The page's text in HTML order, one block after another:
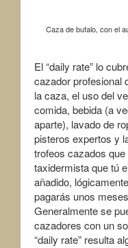
Caza de bufalo, con el
El “daily rate” lo
cazador profesional
la caza, el uso del
comida, bebida (a
aparte), lavado de
pisteros expertos y
trofeos cazados
taxidermista que tú
añadido,
pagarás unos
Generalmente se
cazadores con un
“daily rate” resulta